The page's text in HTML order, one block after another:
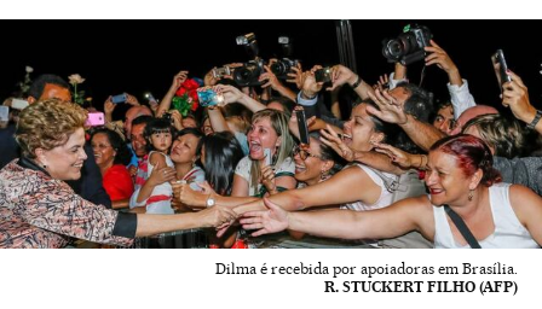
Dilma é recebida por apoiadoras em Brasília.
R. STUCKERT FILHO (AFP)